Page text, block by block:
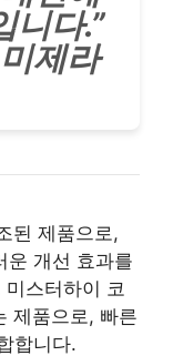
니다.”
제라
된 제품으로,
운 개선 효과를
스터하이 코
제품으로, 빠른
합니다.